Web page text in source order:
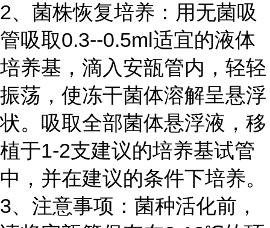
2、菌株恢复培养：用无菌吸
管吸取0.3--0.5ml适宜的液体
培养基，滴入安瓿管内，轻轻
振荡，使冻干菌体溶解呈悬浮
状。吸取全部菌体悬浮液，移
植于1-2支建议的培养基试管
中，并在建议的条件下培养。
3、注意事项：菌种活化前，